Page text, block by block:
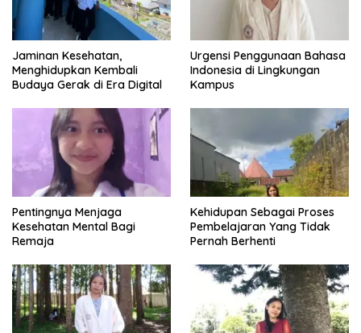
Jaminan Kesehatan,
Menghidupkan Kembali
Budaya Gerak di Era Digital
Urgensi Penggunaan Bahasa
Indonesia di Lingkungan
Kampus
Pentingnya Menjaga
Kesehatan Mental Bagi
Remaja
Kehidupan Sebagai Proses
Pembelajaran Yang Tidak
Pernah Berhenti